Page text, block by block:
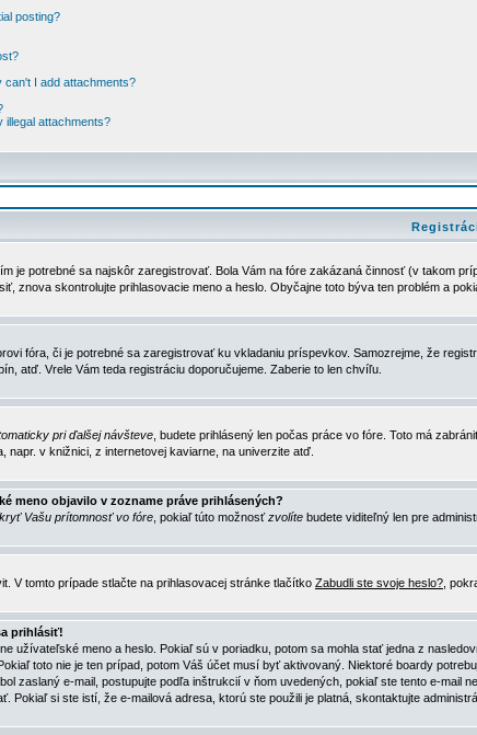
posting?
I add attachments?
illegal attachments?
je potrebné sa najskôr zaregistrovať. Bola Vám na fóre zakázaná činnosť (v takom
znova skontrolujte prihlasovacie meno a heslo. Obyčajne toto býva ten problém a
fóra, či je potrebné sa zaregistrovať ku vkladaniu príspevkov. Samozrejme, že
atď. Vrele Vám teda registráciu doporučujeme. Zaberie to len chvíľu.
pri ďalšej návšteve , budete prihlásený len počas práce vo fóre. Toto má
napr. v knižnici, z internetovej kaviarne, na univerzite atď.
meno objavilo v zozname práve prihlásených?
Vašu prítomnosť vo fóre , pokiaľ túto možnosťzvolíte budete viditeľný len pre
V tomto prípade stlačte na prihlasovacej stránke tlačítko Zabudli ste svoje heslo? ,
prihlásiť!
užívateľské meno a heslo. Pokiaľ sú v poriadku, potom sa mohla stať jedna z
toto nie je ten prípad, potom Váš účet musí byť aktivovaný. Niektoré boardy
zaslaný e-mail, postupujte podľa inštrukcií v ňom uvedených, pokiaľ ste tento e-
Pokiaľ si ste istí, že e-mailová adresa, ktorú ste použili je platná, skontaktujte